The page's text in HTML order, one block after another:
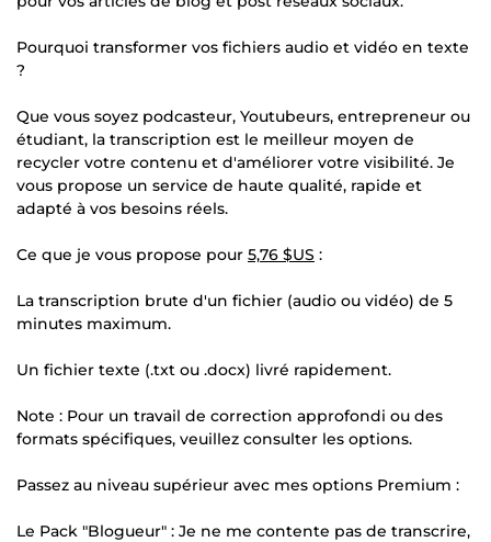
Pourquoi transformer vos fichiers audio et vidéo en texte
?
Que vous soyez podcasteur, Youtubeurs, entrepreneur ou
étudiant, la transcription est le meilleur moyen de
recycler votre contenu et d'améliorer votre visibilité. Je
vous propose un service de haute qualité, rapide et
adapté à vos besoins réels.
Ce que je vous propose pour 5,76 $US :
La transcription brute d'un fichier (audio ou vidéo) de 5
minutes maximum.
Un fichier texte (.txt ou .docx) livré rapidement.
Note : Pour un travail de correction approfondi ou des
formats spécifiques, veuillez consulter les options.
Passez au niveau supérieur avec mes options Premium :
Le Pack "Blogueur" : Je ne me contente pas de transcrire,